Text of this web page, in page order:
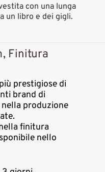
con una lunga
un libro e dei gigli.
Finitura
prestigiose di
brand di
produzione
finitura
nello